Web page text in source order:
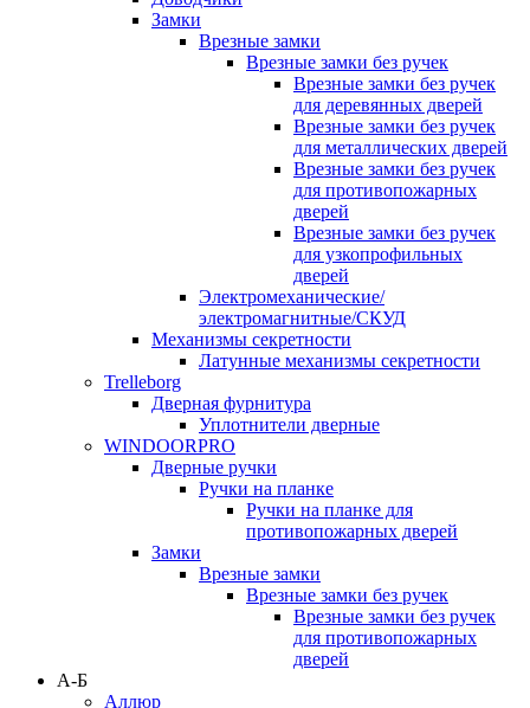
Замки
Врезные замки
Врезные замки без ручек
Врезные замки без ручек
для деревянных дверей
Врезные замки без ручек
для металлических дверей
Врезные замки без ручек
для противопожарных
дверей
Врезные замки без ручек
для узкопрофильных
дверей
Электромеханические/
электромагнитные/СКУД
Механизмы секретности
Латунные механизмы секретности
Trelleborg
Дверная фурнитура
Уплотнители дверные
WINDOORPRO
Дверные ручки
Ручки на планке
Ручки на планке для
противопожарных дверей
Замки
Врезные замки
Врезные замки без ручек
Врезные замки без ручек
для противопожарных
дверей
А-Б
Аллюр